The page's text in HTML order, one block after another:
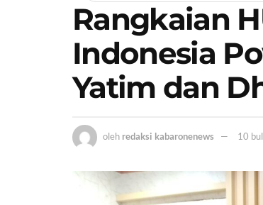
Rangkaian
Indonesia
Yatim dan
oleh redaksi kabaronenews 10